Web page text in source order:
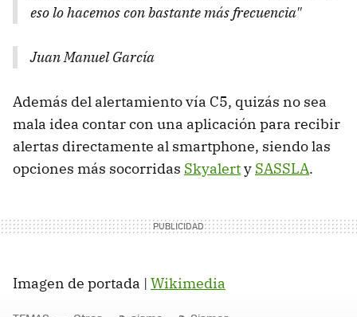
eso lo hacemos con bastante más frecuencia"
Juan Manuel García
Además del alertamiento vía C5, quizás no sea
mala idea contar con una aplicación para recibir
alertas directamente al smartphone, siendo las
opciones más socorridas Skyalerty SASSLA.
Imagen de portada | Wikimedia